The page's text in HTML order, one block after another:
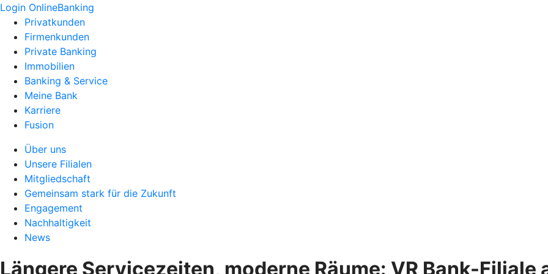
Login OnlineBanking
Privatkunden
Firmenkunden
Private Banking
Immobilien
Banking & Service
Meine Bank
Karriere
Fusion
Über uns
Unsere Filialen
Mitgliedschaft
Gemeinsam stark für die Zukunft
Engagement
Nachhaltigkeit
News
Längere Servicezeiten, moderne Räume: VR Bank-Filiale